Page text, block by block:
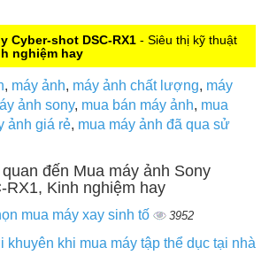
Cyber-shot DSC-RX1 - Siêu thị kỹ thuật
nghiệm hay
, máy ảnh, máy ảnh chất lượng, máy
ảnh sony, mua bán máy ảnh, mua
ảnh giá rẻ, mua máy ảnh đã qua sử
đến Mua máy ảnh Sony
RX1, Kinh nghiệm hay
mua máy xay sinh tố 3952
khuyên khi mua máy tập thể dục tại nhà